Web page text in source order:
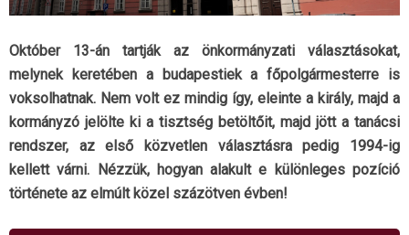
Október 13-án tartják az önkormányzati választásokat,
melynek keretében a budapestiek a főpolgármesterre is
voksolhatnak. Nem volt ez mindig így, eleinte a király, majd a
kormányzó jelölte ki a tisztség betöltőit, majd jött a tanácsi
rendszer, az első közvetlen választásra pedig 1994-ig
kellett várni. Nézzük, hogyan alakult e különleges pozíció
története az elmúlt közel százötven évben!